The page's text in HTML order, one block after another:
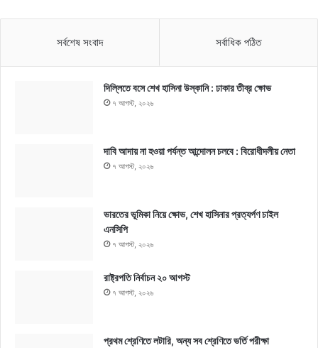
সর্বশেষ সংবাদ সর্বাধিক পঠিত
দিল্লিতে বসে শেখ হাসিনা উস্কানি : ঢাকার তীব্র ক্ষোভ
৭ আগস্ট, ২০২৬
দাবি আদায় না হওয়া পর্যন্ত আন্দোলন চলবে : বিরোধীদলীয় নেতা
৭ আগস্ট, ২০২৬
ভারতের ভূমিকা নিয়ে ক্ষোভ, শেখ হাসিনার প্রত্যর্পণ চাইল
এনসিপি
৭ আগস্ট, ২০২৬
রাষ্ট্রপতি নির্বাচন ২০ আগস্ট
৭ আগস্ট, ২০২৬
প্রথম শ্রেণিতে লটারি, অন্য সব শ্রেণিতে ভর্তি পরীক্ষা